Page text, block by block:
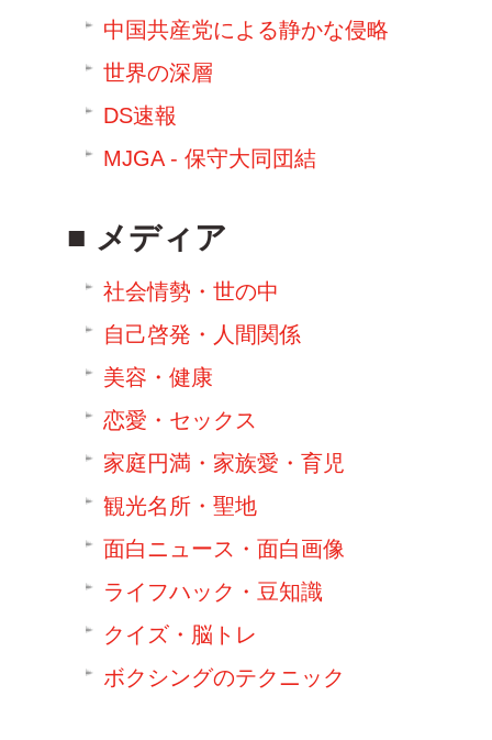
中国共産党による静かな侵略
世界の深層
DS速報
MJGA - 保守大同団結
メディア
社会情勢・世の中
自己啓発・人間関係
美容・健康
恋愛・セックス
家庭円満・家族愛・育児
観光名所・聖地
面白ニュース・面白画像
ライフハック・豆知識
クイズ・脳トレ
ボクシングのテクニック